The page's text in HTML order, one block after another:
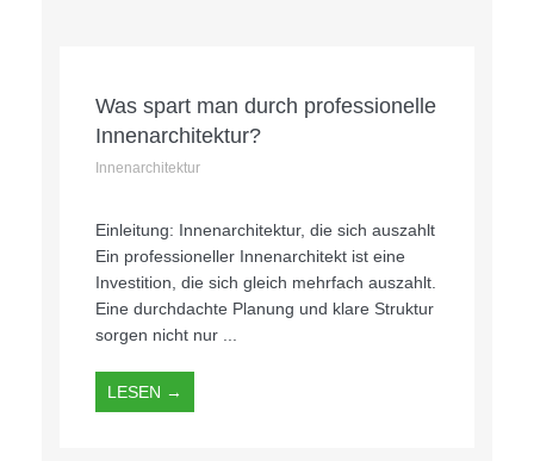
Was spart man durch professionelle
Innenarchitektur?
Innenarchitektur
Einleitung: Innenarchitektur, die sich auszahlt
Ein professioneller Innenarchitekt ist eine
Investition, die sich gleich mehrfach auszahlt.
Eine durchdachte Planung und klare Struktur
sorgen nicht nur ...
LESEN →